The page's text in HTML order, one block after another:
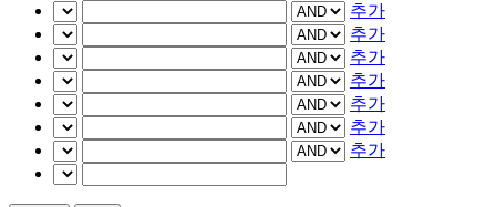
추가
추가
추가
추가
추가
추가
추가